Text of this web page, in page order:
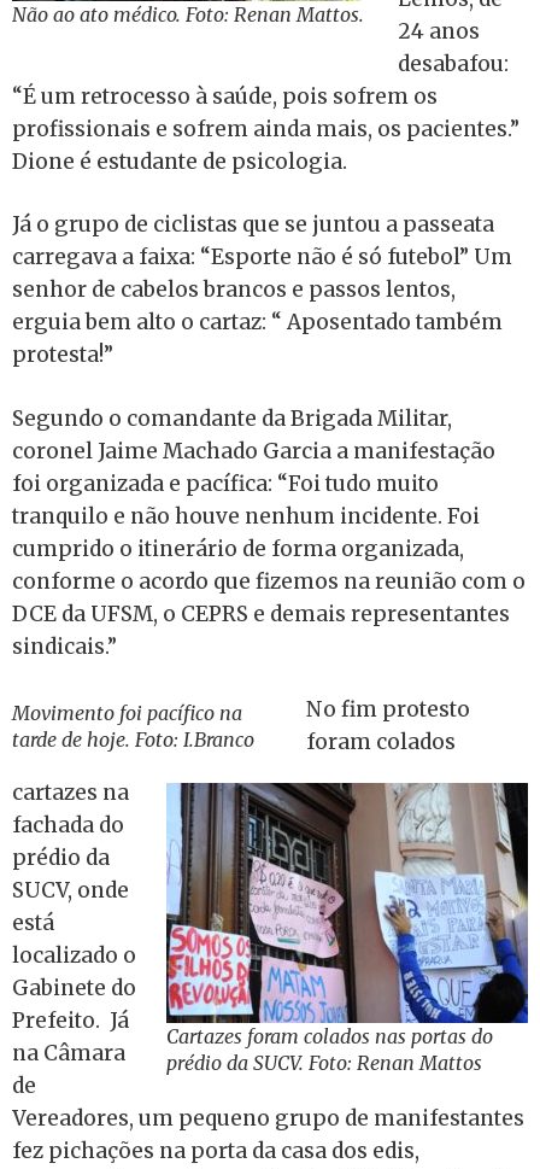
Não ao ato médico. Foto: Renan Mattos.
24 anos
desabafou:
“É um retrocesso à saúde, pois sofrem os
profissionais e sofrem ainda mais, os pacientes.”
Dione é estudante de psicologia.
Já o grupo de ciclistas que se juntou a passeata
carregava a faixa: “Esporte não é só futebol” Um
senhor de cabelos brancos e passos lentos,
erguia bem alto o cartaz: “ Aposentado também
protesta!”
Segundo o comandante da Brigada Militar,
coronel Jaime Machado Garcia a manifestação
foi organizada e pacífica: “Foi tudo muito
tranquilo e não houve nenhum incidente. Foi
cumprido o itinerário de forma organizada,
conforme o acordo que fizemos na reunião com o
DCE da UFSM, o CEPRS e demais representantes
sindicais.”
Movimento foi pacífico na
tarde de hoje. Foto: I.Branco
Cartazes foram colados nas portas do
prédio da SUCV. Foto: Renan Mattos
No fim protesto
foram colados
cartazes na
fachada do
prédio da
SUCV, onde
está
localizado o
Gabinete do
Prefeito. Já
na Câmara
de
Vereadores, um pequeno grupo de manifestantes
fez pichações na porta da casa dos edis,